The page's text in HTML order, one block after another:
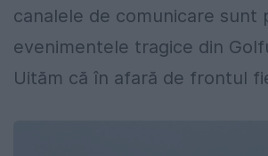
canalele de comunicare sunt
evenimentele tragice din
Uităm că în afară de frontul